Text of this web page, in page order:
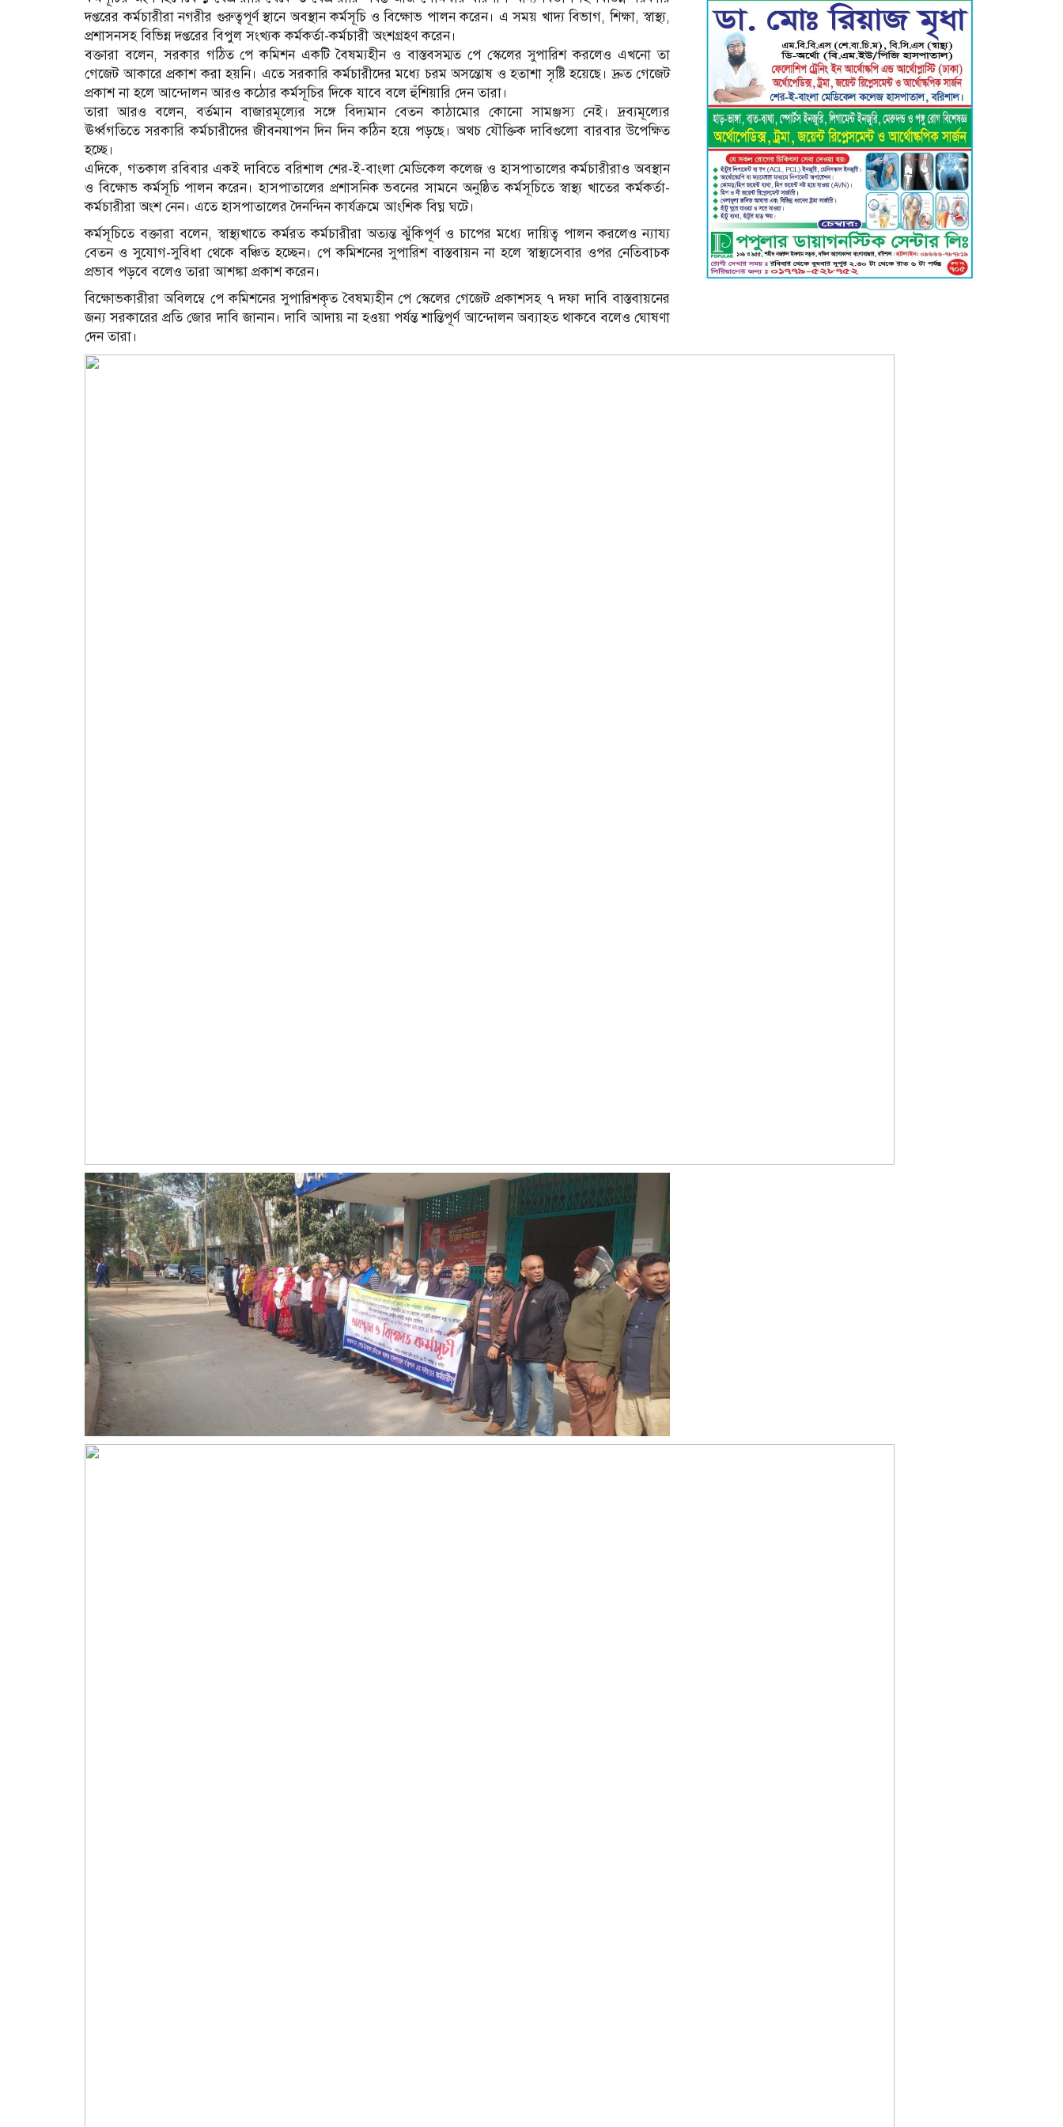
দপ্তরের কর্মচারীরা নগরীর গুরুত্বপূর্ণ স্থানে অবস্থান কর্মসূচি ও বিক্ষোভ পালন করেন। এ সময় খাদ্য বিভাগ, শিক্ষা, স্বাস্থ্য,
প্রশাসনসহ বিভিন্ন দপ্তরের বিপুল সংখ্যক কর্মকর্তা-কর্মচারী অংশগ্রহণ করেন।
বক্তারা বলেন, সরকার গঠিত পে কমিশন একটি বৈষম্যহীন ও বাস্তবসম্মত পে স্কেলের সুপারিশ করলেও এখনো তা
গেজেট আকারে প্রকাশ করা হয়নি। এতে সরকারি কর্মচারীদের মধ্যে চরম অসন্তোষ ও হতাশা সৃষ্টি হয়েছে। দ্রুত গেজেট
প্রকাশ না হলে আন্দোলন আরও কঠোর কর্মসূচির দিকে যাবে বলে হুঁশিয়ারি দেন তারা।
তারা আরও বলেন, বর্তমান বাজারমূল্যের সঙ্গে বিদ্যমান বেতন কাঠামোর কোনো সামঞ্জস্য নেই। দ্রব্যমূল্যের
ঊর্ধ্বগতিতে সরকারি কর্মচারীদের জীবনযাপন দিন দিন কঠিন হয়ে পড়ছে। অথচ যৌক্তিক দাবিগুলো বারবার উপেক্ষিত
হচ্ছে।
এদিকে, গতকাল রবিবার একই দাবিতে বরিশাল শের-ই-বাংলা মেডিকেল কলেজ ও হাসপাতালের কর্মচারীরাও অবস্থান
ও বিক্ষোভ কর্মসূচি পালন করেন। হাসপাতালের প্রশাসনিক ভবনের সামনে অনুষ্ঠিত কর্মসূচিতে স্বাস্থ্য খাতের কর্মকর্তা-
কর্মচারীরা অংশ নেন। এতে হাসপাতালের দৈনন্দিন কার্যক্রমে আংশিক বিঘ্ন ঘটে।
কর্মসূচিতে বক্তারা বলেন, স্বাস্থ্যখাতে কর্মরত কর্মচারীরা অত্যন্ত ঝুঁকিপূর্ণ ও চাপের মধ্যে দায়িত্ব পালন করলেও ন্যায্য
বেতন ও সুযোগ-সুবিধা থেকে বঞ্চিত হচ্ছেন। পে কমিশনের সুপারিশ বাস্তবায়ন না হলে স্বাস্থ্যসেবার ওপর নেতিবাচক
প্রভাব পড়বে বলেও তারা আশঙ্কা প্রকাশ করেন।
বিক্ষোভকারীরা অবিলম্বে পে কমিশনের সুপারিশকৃত বৈষম্যহীন পে স্কেলের গেজেট প্রকাশসহ ৭ দফা দাবি বাস্তবায়নের
জন্য সরকারের প্রতি জোর দাবি জানান। দাবি আদায় না হওয়া পর্যন্ত শান্তিপূর্ণ আন্দোলন অব্যাহত থাকবে বলেও ঘোষণা
দেন তারা।
গৌরনদী প্রেসক্লাবের সাধারণ সম্পাদক
এস. এম. জুলফিকারের ওপর অতর্কিত
হামলা: তীব্র নিন্দা ও শাস্তির দাবি
বাবুগঞ্জে শিশু শিক্ষার্থীকে ধর্ষণের
অভিযোগে পলাতক মাদ্রাসা শিক্ষক চার
মাস পর গ্রেপ্তার